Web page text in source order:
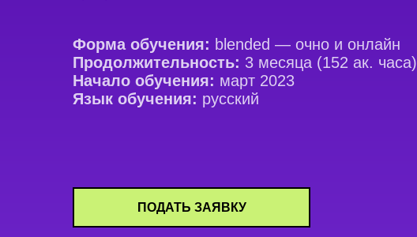
Форма обучения: blended — очно и онлайн
Продолжительность: 3 месяца (152 ак. часа)
Начало обучения: март 2023
Язык обучения: русский
ПОДАТЬ ЗАЯВКУ